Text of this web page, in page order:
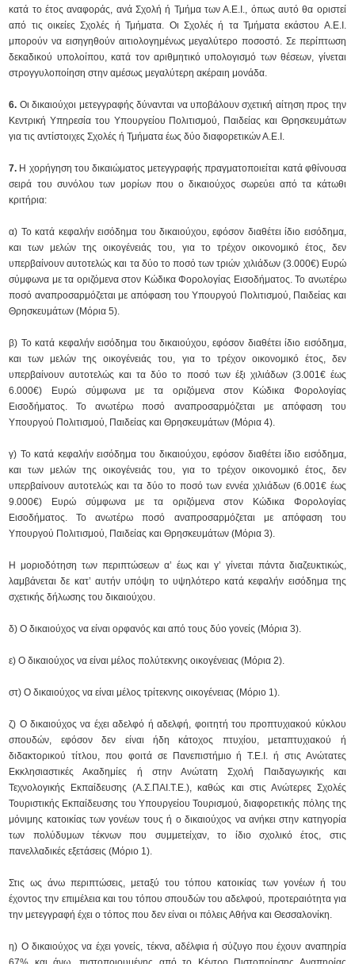
κατά το έτος αναφοράς, ανά Σχολή ή Τμήμα των Α.Ε.Ι., όπως αυτό θα οριστεί
από τις οικείες Σχολές ή Τμήματα. Οι Σχολές ή τα Τμήματα εκάστου Α.Ε.Ι.
μπορούν να εισηγηθούν αιτιολογημένως μεγαλύτερο ποσοστό. Σε περίπτωση
δεκαδικού υπολοίπου, κατά τον αριθμητικό υπολογισμό των θέσεων, γίνεται
στρογγυλοποίηση στην αμέσως μεγαλύτερη ακέραιη μονάδα.
6. Οι δικαιούχοι μετεγγραφής δύνανται να υποβάλουν σχετική αίτηση προς την
Κεντρική Υπηρεσία του Υπουργείου Πολιτισμού, Παιδείας και Θρησκευμάτων
για τις αντίστοιχες Σχολές ή Τμήματα έως δύο διαφορετικών Α.Ε.Ι.
7. Η χορήγηση του δικαιώματος μετεγγραφής πραγματοποιείται κατά φθίνουσα
σειρά του συνόλου των μορίων που ο δικαιούχος σωρεύει από τα κάτωθι
κριτήρια:
α) Το κατά κεφαλήν εισόδημα του δικαιούχου, εφόσον διαθέτει ίδιο εισόδημα,
και των μελών της οικογένειάς του, για το τρέχον οικονομικό έτος, δεν
υπερβαίνουν αυτοτελώς και τα δύο το ποσό των τριών χιλιάδων (3.000€) Ευρώ
σύμφωνα με τα οριζόμενα στον Κώδικα Φορολογίας Εισοδήματος. Το ανωτέρω
ποσό αναπροσαρμόζεται με απόφαση του Υπουργού Πολιτισμού, Παιδείας και
Θρησκευμάτων (Μόρια 5).
β) Το κατά κεφαλήν εισόδημα του δικαιούχου, εφόσον διαθέτει ίδιο εισόδημα,
και των μελών της οικογένειάς του, για το τρέχον οικονομικό έτος, δεν
υπερβαίνουν αυτοτελώς και τα δύο το ποσό των έξι χιλιάδων (3.001€ έως
6.000€) Ευρώ σύμφωνα με τα οριζόμενα στον Κώδικα Φορολογίας
Εισοδήματος. Το ανωτέρω ποσό αναπροσαρμόζεται με απόφαση του
Υπουργού Πολιτισμού, Παιδείας και Θρησκευμάτων (Μόρια 4).
γ) Το κατά κεφαλήν εισόδημα του δικαιούχου, εφόσον διαθέτει ίδιο εισόδημα,
και των μελών της οικογένειάς του, για το τρέχον οικονομικό έτος, δεν
υπερβαίνουν αυτοτελώς και τα δύο το ποσό των εννέα χιλιάδων (6.001€ έως
9.000€) Ευρώ σύμφωνα με τα οριζόμενα στον Κώδικα Φορολογίας
Εισοδήματος. Το ανωτέρω ποσό αναπροσαρμόζεται με απόφαση του
Υπουργού Πολιτισμού, Παιδείας και Θρησκευμάτων (Μόρια 3).
Η μοριοδότηση των περιπτώσεων α’ έως και γ’ γίνεται πάντα διαζευκτικώς,
λαμβάνεται δε κατ’ αυτήν υπόψη το υψηλότερο κατά κεφαλήν εισόδημα της
σχετικής δήλωσης του δικαιούχου.
δ) Ο δικαιούχος να είναι ορφανός και από τους δύο γονείς (Μόρια 3).
ε) Ο δικαιούχος να είναι μέλος πολύτεκνης οικογένειας (Μόρια 2).
στ) Ο δικαιούχος να είναι μέλος τρίτεκνης οικογένειας (Μόριο 1).
ζ) Ο δικαιούχος να έχει αδελφό ή αδελφή, φοιτητή του προπτυχιακού κύκλου
σπουδών, εφόσον δεν είναι ήδη κάτοχος πτυχίου, μεταπτυχιακού ή
διδακτορικού τίτλου, που φοιτά σε Πανεπιστήμιο ή Τ.Ε.Ι. ή στις Ανώτατες
Εκκλησιαστικές Ακαδημίες ή στην Ανώτατη Σχολή Παιδαγωγικής και
Τεχνολογικής Εκπαίδευσης (Α.Σ.ΠΑΙ.Τ.Ε.), καθώς και στις Ανώτερες Σχολές
Τουριστικής Εκπαίδευσης του Υπουργείου Τουρισμού, διαφορετικής πόλης της
μόνιμης κατοικίας των γονέων τους ή ο δικαιούχος να ανήκει στην κατηγορία
των πολύδυμων τέκνων που συμμετείχαν, το ίδιο σχολικό έτος, στις
πανελλαδικές εξετάσεις (Μόριο 1).
Στις ως άνω περιπτώσεις, μεταξύ του τόπου κατοικίας των γονέων ή του
έχοντος την επιμέλεια και του τόπου σπουδών του αδελφού, προτεραιότητα για
την μετεγγραφή έχει ο τόπος που δεν είναι οι πόλεις Αθήνα και Θεσσαλονίκη.
η) Ο δικαιούχος να έχει γονείς, τέκνα, αδέλφια ή σύζυγο που έχουν αναπηρία